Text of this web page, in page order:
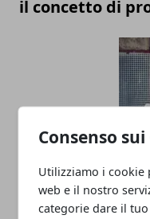
Consenso
Utilizziamo i
web e il nostro
categorie dare il
il concetto di
Linea di moda:
prima del lancio